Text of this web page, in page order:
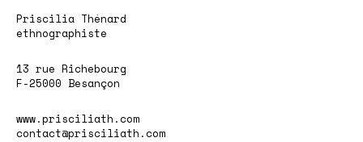
Priscilia Thénard
ethnographiste
13 rue Richebourg
F-25000 Besançon
www.prisciliath.com
contact@prisciliath.com